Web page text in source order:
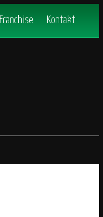
Franchise Kontakt